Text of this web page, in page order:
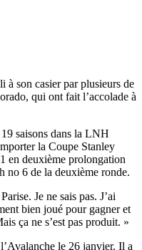
à son casier par plusieurs de
qui ont fait l’accolade à
saisons dans la LNH
la Coupe Stanley
en deuxième prolongation
no 6 de la deuxième ronde.
Je ne sais pas. J’ai
bien joué pour gagner et
ça ne s’est pas produit. »
le 26 janvier. Il a